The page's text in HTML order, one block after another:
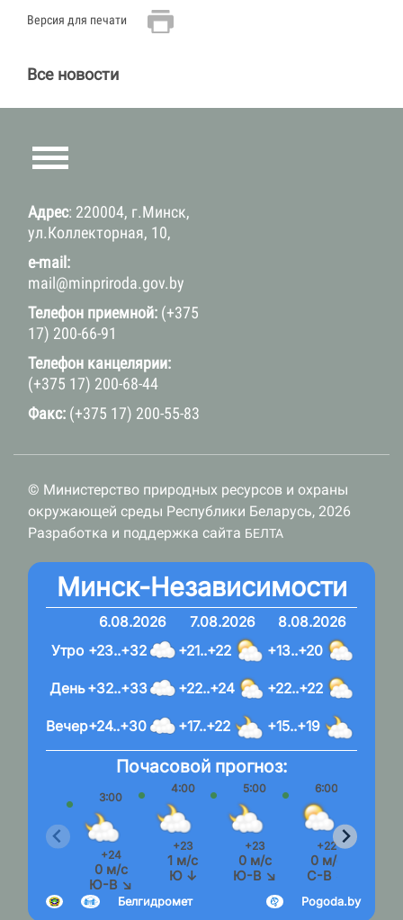
Версия для печати
Все новости
Адрес: 220004, г.Минск,
ул.Коллекторная, 10,
e-mail:
mail@minpriroda.gov.by
Телефон приемной: (+375
17) 200-66-91
Телефон канцелярии:
(+375 17) 200-68-44
Факс: (+375 17) 200-55-83
© Министерство природных ресурсов и охраны
окружающей среды Республики Беларусь, 2026
Разработка и поддержка сайта БЕЛТА
Минск-Независимости
6.08.2026
+23..+32
+32..+33
+24..+30
7.08.2026
+21..+22
+22..+24
+17..+22
8.08.2026
+13..+20
+22..+22
+15..+19
Вечер
День
Утро
Почасовой прогноз:
3:00
+24
0 м/с
Ю-В ↘
4:00
+23
1 м/с
Ю ↓
5:00
+23
0 м/с
Ю-В ↘
6:00
+22
0 м/с
С-В ↗
Pogoda.by
Белгидромет